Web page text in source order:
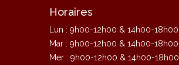
Horaires
Lun : 9h00-12h00 & 14h00-18h00
Mar : 9h00-12h00 & 14h00-18h00
Mer : 9h00-12h00 & 14h00-18h00